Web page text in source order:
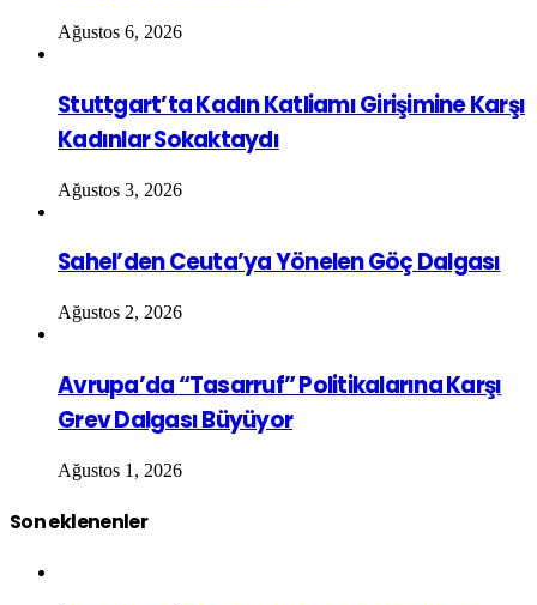
Ağustos 6, 2026
Stuttgart’ta Kadın Katliamı Girişimine Karşı
Kadınlar Sokaktaydı
Ağustos 3, 2026
Sahel’den Ceuta’ya Yönelen Göç Dalgası
Ağustos 2, 2026
Avrupa’da “Tasarruf” Politikalarına Karşı
Grev Dalgası Büyüyor
Ağustos 1, 2026
Son eklenenler